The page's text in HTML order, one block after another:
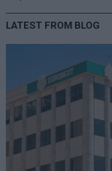
LATEST FROM BLOG